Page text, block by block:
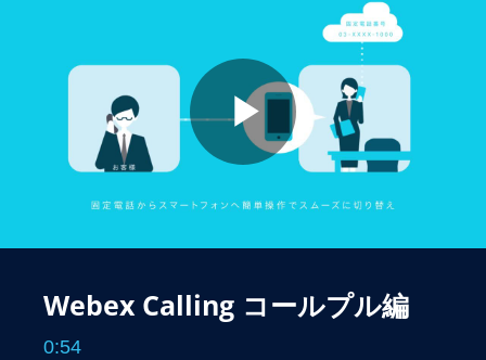
Play
Webex Calling コールプル編
0:54